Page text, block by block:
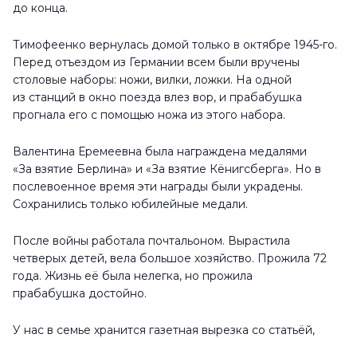
до конца.
Тимофеенко вернулась домой только в октябре 1945-го.
Перед отъездом из Германии всем были вручены
столовые наборы: ножи, вилки, ложки. На одной
из станций в окно поезда влез вор, и прабабушка
прогнала его с помощью ножа из этого набора.
Валентина Еремеевна была награждена медалями
«За взятие Берлина» и «За взятие Кёнигсберга». Но в
послевоенное время эти награды были украдены.
Сохранились только юбилейные медали.
После войны работала почтальоном. Вырастила
четверых детей, вела большое хозяйство. Прожила 72
года. Жизнь её была нелегка, но прожила
прабабушка достойно.
У нас в семье хранится газетная вырезка со статьёй,